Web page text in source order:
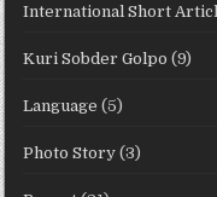
International Short
Kuri Sobder Golpo (9)
Language (5)
Photo Story (3)